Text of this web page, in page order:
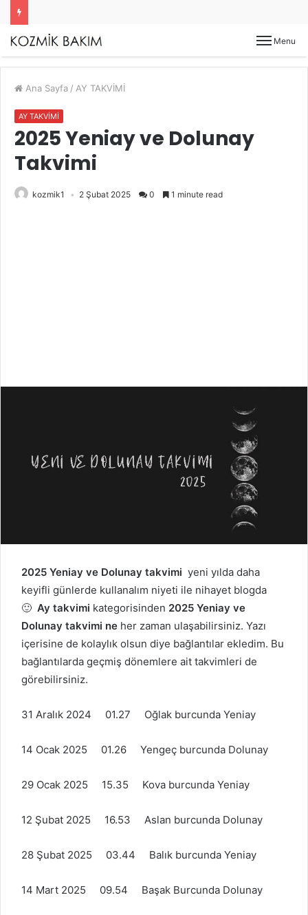
Menu
Ana Sayfa / AY TAKVİMİ
AY TAKVİMİ
2025 Yeniay ve Dolunay
Takvimi
kozmik1 2 Şubat 2025 0 1 minute read
2025 Yeniay ve Dolunay takvimi yeni yılda daha
keyifli günlerde kullanalım niyeti ile nihayet blogda
🙂 Ay takvimi kategorisinden 2025 Yeniay ve
Dolunay takvimi ne her zaman ulaşabilirsiniz. Yazı
içerisine de kolaylık olsun diye bağlantılar ekledim. Bu
bağlantılarda geçmiş dönemlere ait takvimleri de
görebilirsiniz.
31 Aralık 2024 01.27 Oğlak burcunda Yeniay
14 Ocak 2025 01.26 Yengeç burcunda Dolunay
29 Ocak 2025 15.35 Kova burcunda Yeniay
12 Şubat 2025 16.53 Aslan burcunda Dolunay
28 Şubat 2025 03.44 Balık burcunda Yeniay
14 Mart 2025 09.54 Başak Burcunda Dolunay